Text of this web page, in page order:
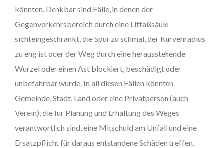
könnten. Denkbar sind Fälle, in denen der
Gegenverkehrsbereich durch eine Litfaßsäule
sichteingeschränkt, die Spur zu schmal, der Kurvenradius
zu eng ist oder der Weg durch eine herausstehende
Wurzel oder einen Ast blockiert, beschädigt oder
unbefahrbar wurde. In all diesen Fällen könnten
Gemeinde, Stadt, Land oder eine Privatperson (auch
Verein), die für Planung und Erhaltung des Weges
verantwortlich sind, eine Mitschuld am Unfall und eine
Ersatzpflicht für daraus entstandene Schäden treffen.